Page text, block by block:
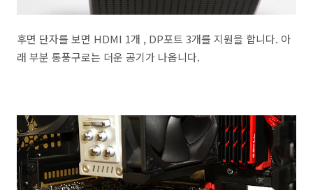
후면 단자를 보면 HDMI 1개 , DP포트 3개를 지원을 합니다. 아
래 부분 통풍구로는 더운 공기가 나옵니다.